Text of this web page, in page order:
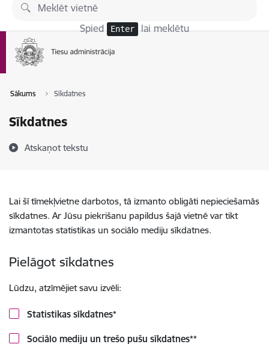
Pāriet uz lapas saturu
Spied Enter lai meklētu
Sākums Sīkdatnes
Sīkdatnes
Atskaņot tekstu
Lai šī tīmekļvietne darbotos, tā izmanto obligāti nepieciešamās
sīkdatnes. Ar Jūsu piekrišanu papildus šajā vietnē var tikt
izmantotas statistikas un sociālo mediju sīkdatnes.
Pielāgot sīkdatnes
Lūdzu, atzīmējiet savu izvēli:
Statistikas sīkdatnes*
Sociālo mediju un trešo pušu sīkdatnes**